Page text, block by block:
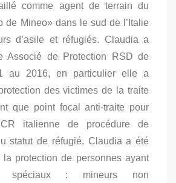
comme agent de terrain du
de Mineo» dans le sud de l’Italie
d’asile et réfugiés. Claudia a
Associé de Protection RSD de
au 2016, en particulier elle a
des victimes de la traite
que point focal anti-traite pour
italienne de procédure de
statut de réfugié. Claudia a été
protection de personnes ayant
spéciaux : mineurs non